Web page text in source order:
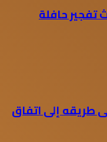
تفجير حافلة
فى طريقه إلى اتفاق